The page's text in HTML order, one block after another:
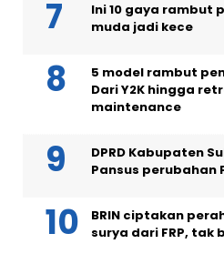
Ini 10 gaya rambut
muda jadi kece
5 model rambut
Dari Y2K hingga
maintenance
DPRD Kabupaten
Pansus perubahan
BRIN ciptakan
surya dari FRP, tak